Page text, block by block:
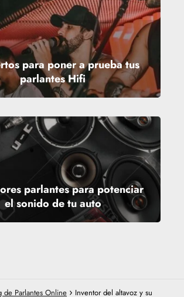
para poner a prueba tus
parlantes Hifi
parlantes para potenciar
el sonido de tu auto
de Parlantes Online Inventor del altavoz y su